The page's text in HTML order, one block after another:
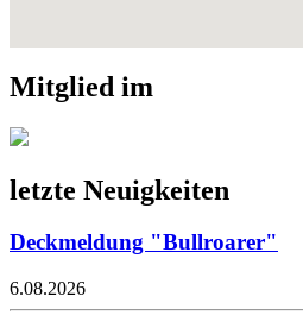
Mitglied im
letzte Neuigkeiten
Deckmeldung "Bullroarer"
6.08.2026